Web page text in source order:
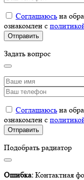
Соглашаюсь на
ознакомлен с
Задать вопрос
Соглашаюсь на
ознакомлен с
Подобрать радиатор
Ошибка: Контактная